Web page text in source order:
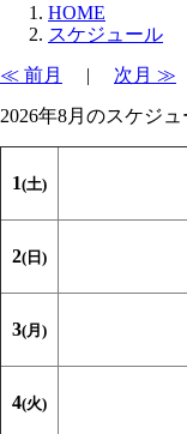
HOME
スケジュール
≪ 前月
| 次月 ≫
2026年8月のスケジ
1(土)
2(日)
3(月)
4(火)